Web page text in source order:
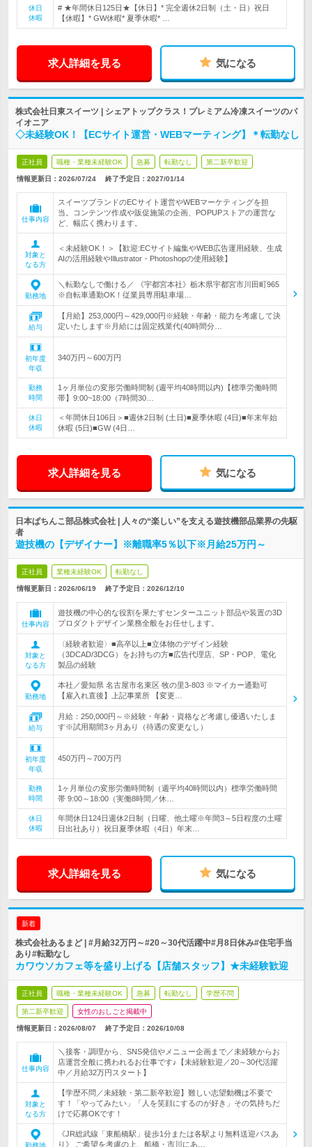
休日
休暇
# ★年間休日125日★【休日】* 完全週休2日制（土・日）祝日
【休暇】* GW休暇* 夏季休暇* …
求人詳細を見る 気になる
株式会社日東スイーツ | シェアトップクラス！プレミアム冷凍スイーツのパ
イオニア
◇未経験OK！【ECサイト運営・WEBマーティング】＊転勤なし
正社員 職種・業種未経験OK 急募 転勤なし 第二新卒歓迎
情報更新日：2026/07/24 終了予定日： 2027/01/14
仕事内容
スイーツブランドのECサイト運営やWEBマーケティングを担
当。コンテンツ作成や販促施策の企画、POPUPストアの運営な
ど、幅広く携わります。
対象と
なる方
＜未経験OK！＞【歓迎:ECサイト編集やWEB広告運用経験、生成
AIの活用経験やIllustrator・Photoshopの使用経験】
勤務地
＼転勤なしで働ける／ 《宇都宮本社》栃木県宇都宮市川田町965
※自転車通勤OK！従業員専用駐車場…
給与
【月給】253,000円～429,000円※経験・年齢・能力を考慮して決
定いたします※月給には固定残業代(40時間分…
初年度
年収
340万円～600万円
勤務
時間
1ヶ月単位の変形労働時間制 (週平均40時間以内)【標準労働時間
帯】9:00~18:00（7時間30…
休日
休暇
＜年間休日106日＞■週休2日制 (土日)■夏季休暇 (4日)■年末年始
休暇 (5日)■GW (4日…
求人詳細を見る 気になる
日本ぱちんこ部品株式会社 | 人々の“楽しい”を支える遊技機部品業界の先駆
者
遊技機の【デザイナー】※離職率5％以下※月給25万円～
正社員 業種未経験OK 転勤なし
情報更新日：2026/06/19 終了予定日： 2026/12/10
仕事内容
遊技機の中心的な役割を果たすセンターユニット部品や装置の3D
プロダクトデザイン業務全般をお任せします。
対象と
なる方
〈経験者歓迎〉■高卒以上■立体物のデザイン経験
（3DCAD/3DCG）をお持ちの方■広告代理店、SP・POP、電化
製品の経験
勤務地
本社／愛知県 名古屋市名東区 牧の里3-803 ※マイカー通勤可
【雇入れ直後】上記事業所 【変更…
給与
月給：250,000円～※経験・年齢・資格など考慮し優遇いたしま
す※試用期間3ヶ月あり（待遇の変更なし）
初年度
年収
450万円～700万円
勤務
時間
1ヶ月単位の変形労働時間制（週平均40時間以内）標準労働時間
帯 9:00～18:00（実働8時間／休…
休日
休暇
年間休日124日週休2日制（日曜、他土曜※年間3～5日程度の土曜
日出社あり）祝日夏季休暇（4日）年末…
求人詳細を見る 気になる
新着
株式会社あるまど | #月給32万円～#20～30代活躍中#月8日休み#住宅手当
あり#転勤なし
カワウソカフェ等を盛り上げる【店舗スタッフ】★未経験歓迎
正社員 職種・業種未経験OK 急募 転勤なし 学歴不問
第二新卒歓迎 女性のおしごと掲載中
情報更新日：2026/08/07 終了予定日： 2026/10/08
仕事内容
＼接客・調理から、SNS発信やメニュー企画まで／未経験からお
店運営全般に携われるお仕事です♪【未経験歓迎／20～30代活躍
中／月給32万円スタート】
対象と
なる方
【学歴不問／未経験・第二新卒歓迎】難しい志望動機は不要で
す！「やってみたい」「人を笑顔にするのが好き」その気持ちだ
けで応募OKです！
勤務地
《JR総武線「東船橋駅」徒歩1分または各駅より無料送迎バスあ
り》 ご希望を考慮の上、船橋・市川にあ…